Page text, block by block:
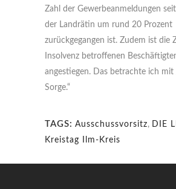
Zahl der Gewerbeanmeldungen
der Landrätin um rund 20 Prozent
zurückgegangen ist. Zudem ist die
Insolvenz betroffenen
angestiegen. Das betrachte ich mit
Sorge.“
TAGS: Ausschussvorsitz, DIE
Kreistag Ilm-Kreis